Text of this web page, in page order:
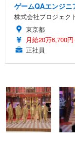
ゲームQAエンジニ
株式会社プロジェク
東京都
月給20万6,700
正社員